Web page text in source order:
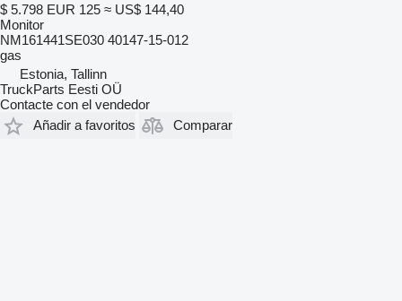
$ 5.798 EUR 125 ≈ US$ 144,40
Monitor
NM161441SE030 40147-15-012
gas
Estonia, Tallinn
TruckParts Eesti OÜ
Contacte con el vendedor
Añadir a favoritos
Comparar